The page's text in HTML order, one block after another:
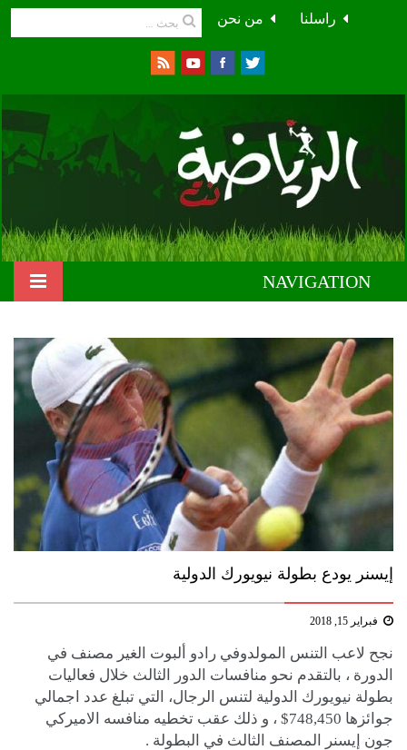
من نحن راسلنا
NAVIGATION
إيسنر يودع ​​​​​​بطولة نيويورك​ الدولية
فبراير 15, 2018
نجح لاعب ​التنس المولدوفي ​​​رادو ألبوت​ الغير مصنف في
الدورة ، بالتقدم نحو منافسات الدور الثالث خلال فعاليات​​​ ​​​​​​​
بطولة نيويورك​ الدولية​​​ لتنس الرجال​، التي تبلغ عدد اجمالي
جوائزها 748,450$ ، و ذلك عقب تخطيه منافسه الاميركي ​
جون إيسنر​ المصنف الثالث في البطولة .